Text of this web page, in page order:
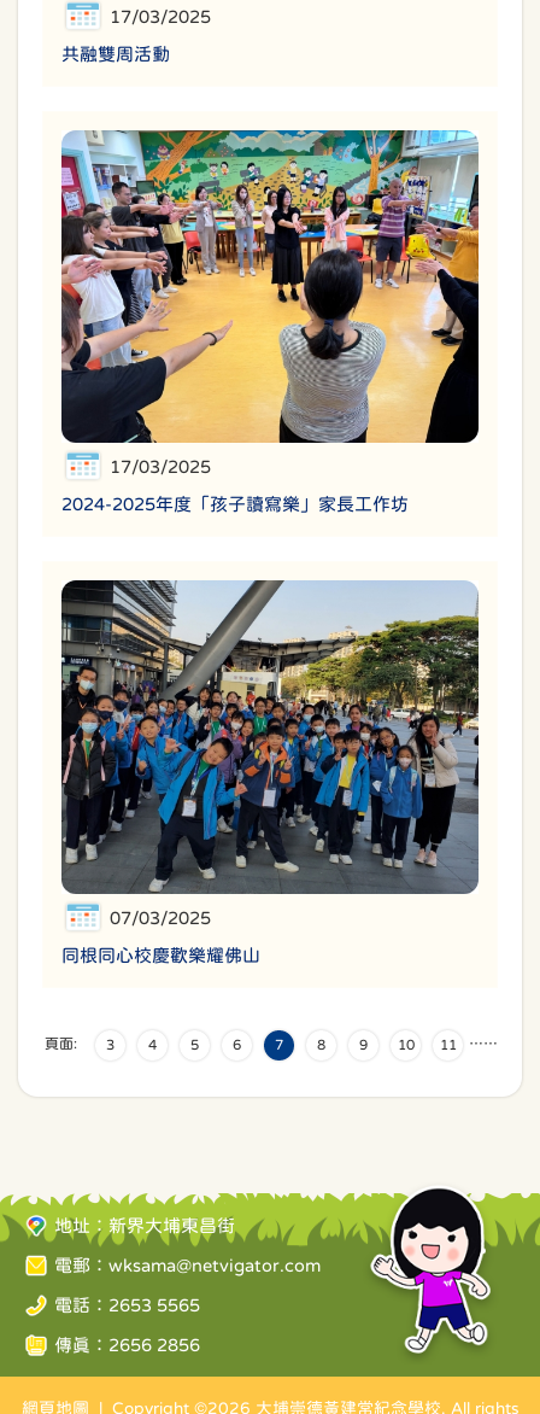
17/03/2025
共融雙周活動
17/03/2025
2024-2025年度「孩子讀寫樂」家長工作坊
07/03/2025
同根同心校慶歡樂耀佛山
頁面: …
3 4 5 6 7 8 9 10 11 …
地址：新界大埔東昌街
電郵： wksama@netvigator.com
電話：2653 5565
傳真：2656 2856
網頁地圖 | Copyright ©2026 大埔崇德黃建常紀念學校. All rights